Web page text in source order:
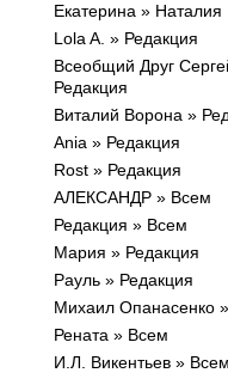
Екатерина » Наталия
Lola A. » Редакция
Всеобщий Друг
Редакция
Виталий Ворона »
Ania » Редакция
Rost » Редакция
АЛЕКСАНДР » Всем
Редакция » Всем
Мария » Редакция
Рауль » Редакция
Михаил Опанасенко
Рената » Всем
И.Л. Викентьев » Всем